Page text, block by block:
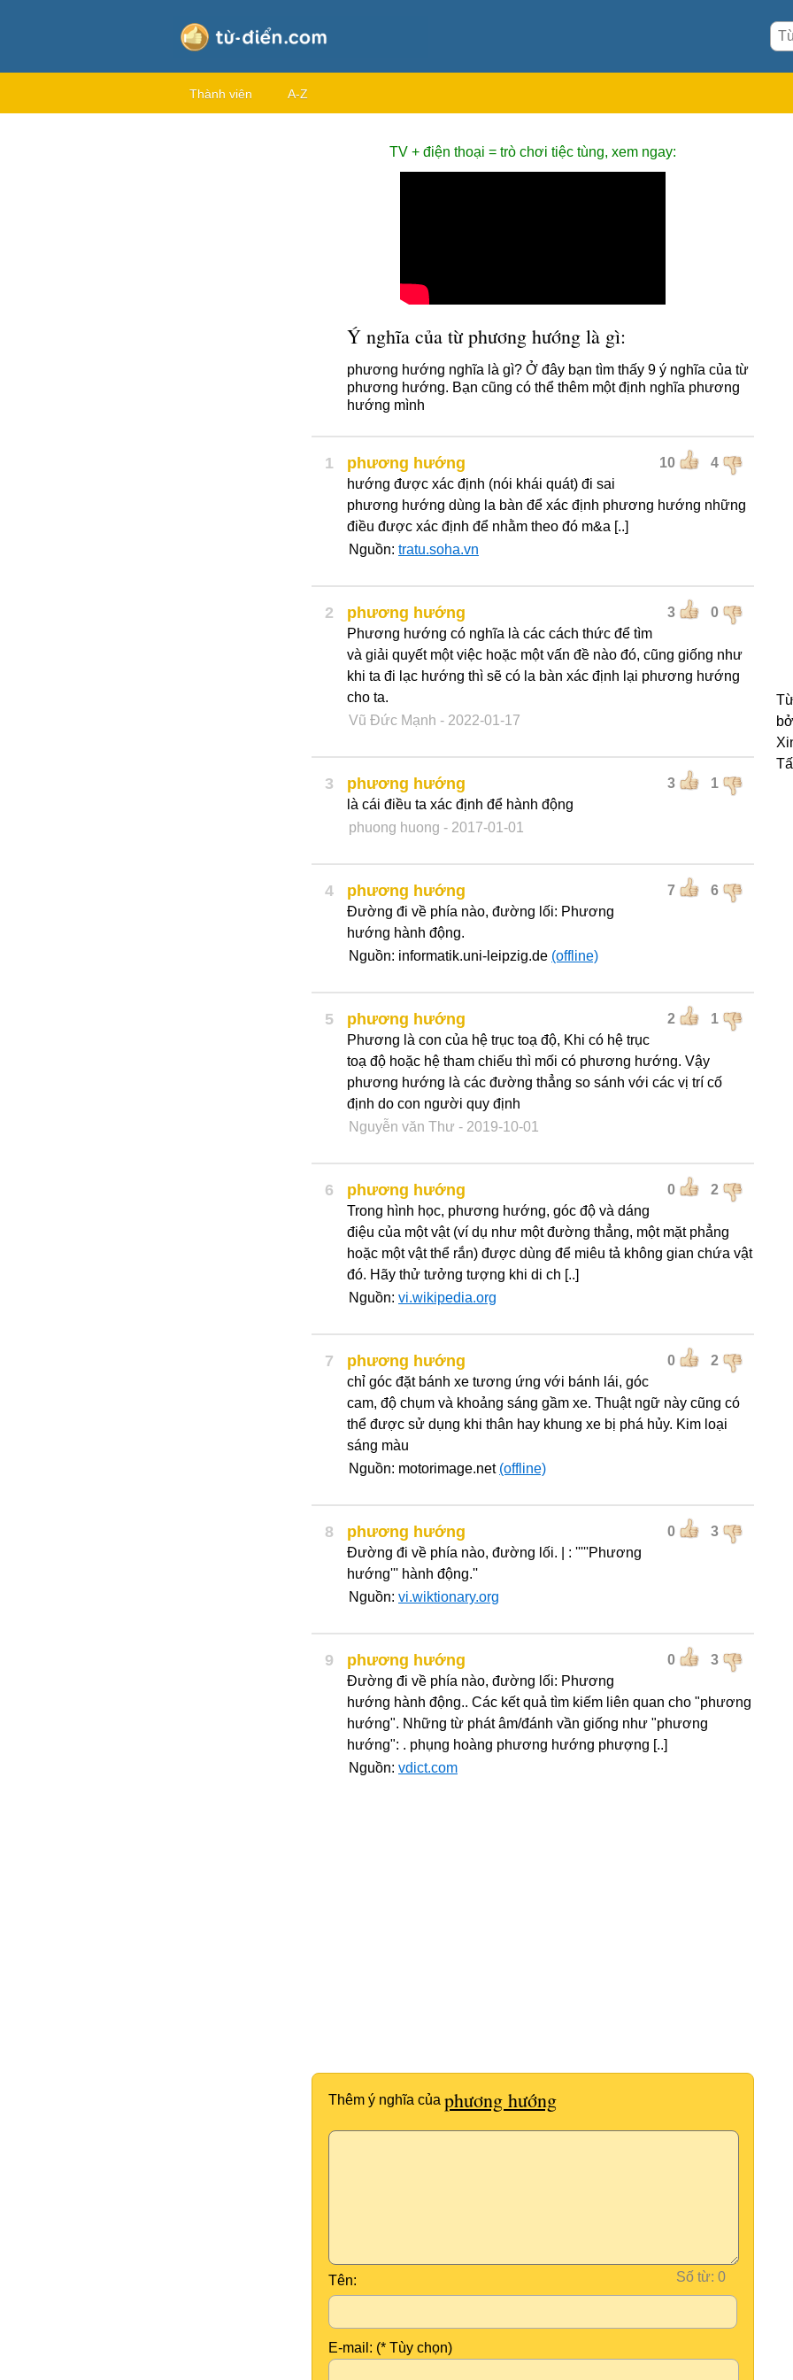
Thành viên A-Z
TV + điện thoại = trò chơi tiệc tùng, xem ngay:
Ý nghĩa của từ phương hướng là gì:
phương hướng nghĩa là gì? Ở đây bạn tìm thấy 9 ý nghĩa của từ
phương hướng. Bạn cũng có thể thêm một định nghĩa phương
hướng mình
1 10 4
phương hướng
hướng được xác định (nói khái quát) đi sai
phương hướng dùng la bàn để xác định phương hướng những
điều được xác định để nhằm theo đó m&a [..]
Nguồn: tratu.soha.vn
2 3 0
phương hướng
Phương hướng có nghĩa là các cách thức để tìm
và giải quyết một việc hoặc một vấn đề nào đó, cũng giống như
khi ta đi lạc hướng thì sẽ có la bàn xác định lại phương hướng
cho ta.
Vũ Đức Mạnh - 2022-01-17
3 3 1
phương hướng
là cái điều ta xác định để hành động
phuong huong - 2017-01-01
4 7 6
phương hướng
Đường đi về phía nào, đường lối: Phương
hướng hành động.
Nguồn: informatik.uni-leipzig.de (offline)
5 2 1
phương hướng
Phương là con của hệ trục toạ độ, Khi có hệ trục
toạ độ hoặc hệ tham chiếu thì mối có phương hướng. Vậy
phương hướng là các đường thẳng so sánh với các vị trí cố
định do con người quy định
Nguyễn văn Thư - 2019-10-01
6 0 2
phương hướng
Trong hình học, phương hướng, góc độ và dáng
điệu của một vật (ví dụ như một đường thẳng, một mặt phẳng
hoặc một vật thể rắn) được dùng để miêu tả không gian chứa vật
đó. Hãy thử tưởng tượng khi di ch [..]
Nguồn: vi.wikipedia.org
7 0 2
phương hướng
chỉ góc đặt bánh xe tương ứng với bánh lái, góc
cam, độ chụm và khoảng sáng gầm xe. Thuật ngữ này cũng có
thể được sử dụng khi thân hay khung xe bị phá hủy. Kim loại
sáng màu
Nguồn: motorimage.net (offline)
8 0 3
phương hướng
Đường đi về phía nào, đường lối. | : '''''Phương
hướng''' hành động.''
Nguồn: vi.wiktionary.org
9 0 3
phương hướng
Đường đi về phía nào, đường lối: Phương
hướng hành động.. Các kết quả tìm kiếm liên quan cho "phương
hướng". Những từ phát âm/đánh vần giống như "phương
hướng": . phụng hoàng phương hướng phượng [..]
Nguồn: vdict.com
Thêm ý nghĩa của phương hướng
Số từ:
Tên:
E-mail: (* Tùy chọn)